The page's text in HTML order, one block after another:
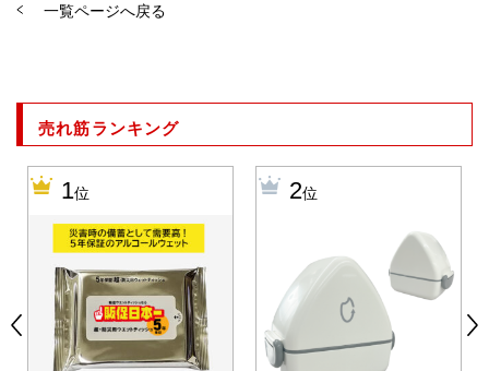
一覧ページへ戻る
売れ筋ランキング
1位 2位